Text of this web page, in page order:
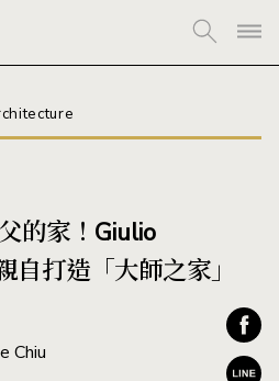
的家！Giulio
打造「大師之家」
Chiu